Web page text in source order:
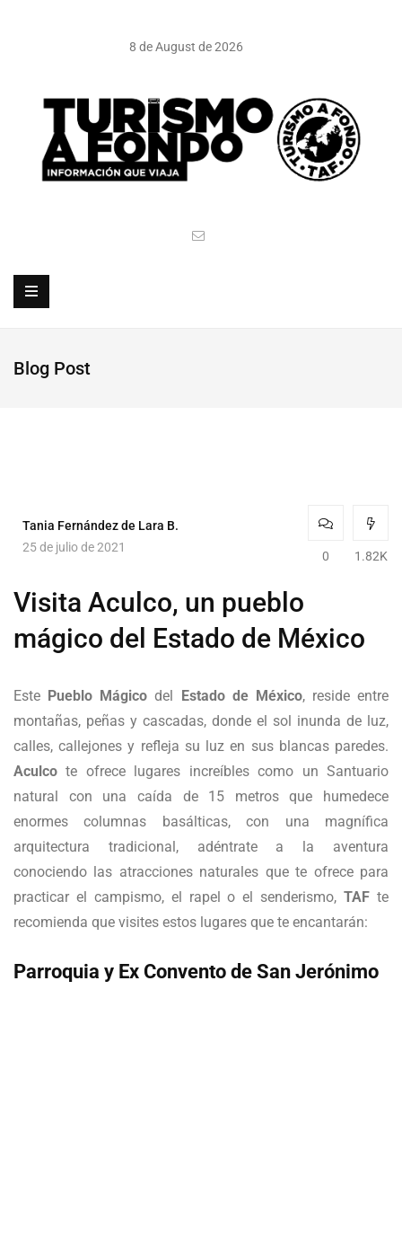
8 de August de 2026
Blog Post
Tania Fernández de Lara B.
25 de julio de 2021
0 1.82K
Visita Aculco, un pueblo
mágico del Estado de México
Este Pueblo Mágico del Estado de México, reside entre
montañas, peñas y cascadas, donde el sol inunda de luz,
calles, callejones y refleja su luz en sus blancas paredes.
Aculco te ofrece lugares increíbles como un Santuario
natural con una caída de 15 metros que humedece
enormes columnas basálticas, con una magnífica
arquitectura tradicional, adéntrate a la aventura
conociendo las atracciones naturales que te ofrece para
practicar el campismo, el rapel o el senderismo,TAF te
recomienda que visites estos lugares que te encantarán:
Parroquia y Ex Convento de San Jerónimo